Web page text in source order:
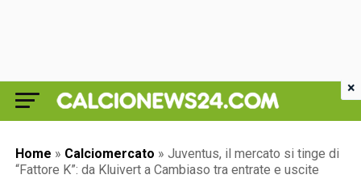
Home » Calciomercato » Juventus, il mercato si tinge di
“Fattore K”: da Kluivert a Cambiaso tra entrate e uscite
×